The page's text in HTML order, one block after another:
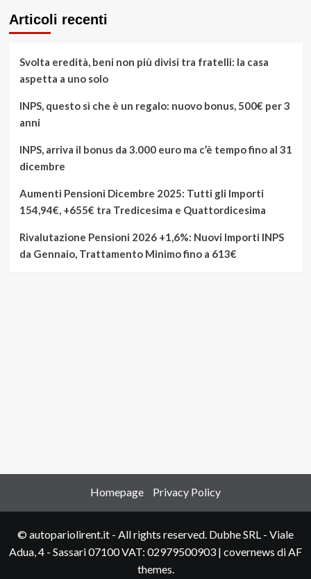
Articoli recenti
Svolta eredità, beni non più divisi tra fratelli: la casa
aspetta a uno solo
INPS, questo sì che è un regalo: nuovo bonus, 500€ per 3
anni
INPS, arriva il bonus da 3.000 euro ma c’è tempo fino al 31
dicembre
Aumenti Pensioni Dicembre 2025: Tutti gli Importi
154,94€, +655€ tra Tredicesima e Quattordicesima
Rivalutazione Pensioni 2026 +1,6%: Nuovi Importi INPS
da Gennaio, Trattamento Minimo fino a 613€
Homepage Privacy Policy
© autopariolirent.it - All rights reserved. Dubhe SRL - Viale
Adua, 4 - Sassari 07100 VAT: 02979500903 | covernews di AF
themes.